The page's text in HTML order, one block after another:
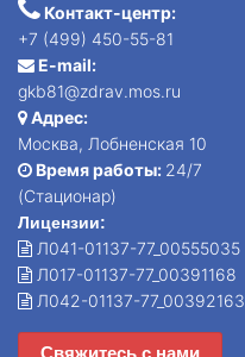
Контакт-центр:
+7 (499) 450-55-81
E-mail:
gkb81@zdrav.mos.ru
Адрес:
Москва, Лобненская 10
Время работы: 24/7
(Стационар)
Лицензии:
Л041-01137-77_00555035
Л017-01137-77_00391168
Л042-01137-77_00392163
Свяжитесь с нами